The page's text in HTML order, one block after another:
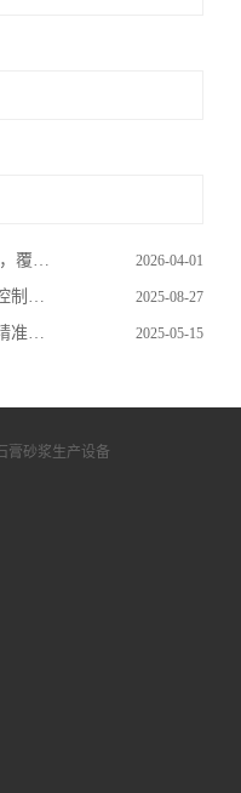
需求 2026-04-01
路径 2025-08-27
引擎 2025-05-15